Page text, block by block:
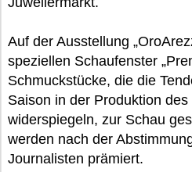
Auf der Ausstellung
speziellen Schaufenster
Schmuckstücke, die die
Saison in der Produktion
widerspiegeln, zur Schau
werden nach der
Journalisten prämiert.